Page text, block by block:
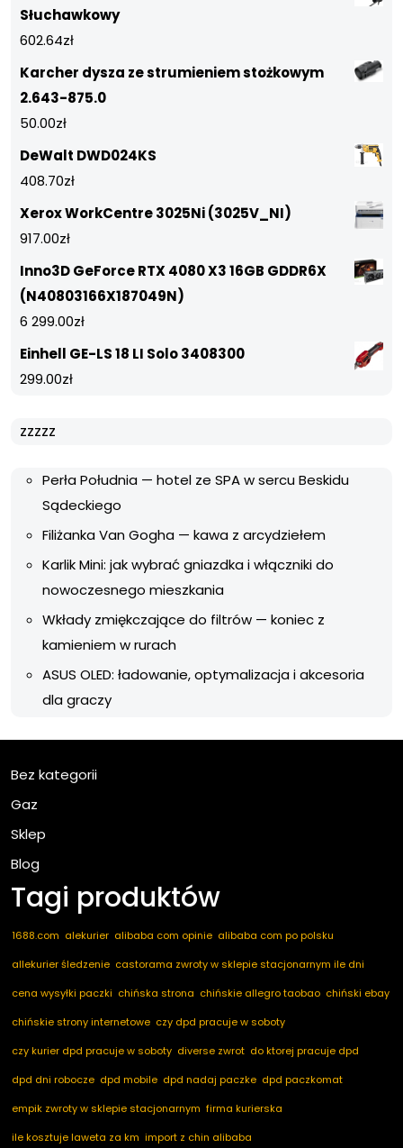
Słuchawkowy
602.64zł
Karcher dysza ze strumieniem stożkowym
2.643-875.0
50.00zł
DeWalt DWD024KS
408.70zł
Xerox WorkCentre 3025Ni (3025V_NI)
917.00zł
Inno3D GeForce RTX 4080 X3 16GB GDDR6X
(N40803166X187049N)
6 299.00zł
Einhell GE-LS 18 LI Solo 3408300
299.00zł
zzzzz
Perła Południa — hotel ze SPA w sercu Beskidu
Sądeckiego
Filiżanka Van Gogha — kawa z arcydziełem
Karlik Mini: jak wybrać gniazdka i włączniki do
nowoczesnego mieszkania
Wkłady zmiękczające do filtrów — koniec z
kamieniem w rurach
ASUS OLED: ładowanie, optymalizacja i akcesoria
dla graczy
Bez kategorii
Gaz
Sklep
Blog
Tagi produktów
1688.com alekurier alibaba com opinie alibaba com po polsku
allekurier śledzenie castorama zwroty w sklepie stacjonarnym ile dni
cena wysyłki paczki chińska strona chińskie allegro taobao chiński ebay
chińskie strony internetowe czy dpd pracuje w soboty
czy kurier dpd pracuje w soboty diverse zwrot do ktorej pracuje dpd
dpd dni robocze dpd mobile dpd nadaj paczke dpd paczkomat
empik zwroty w sklepie stacjonarnym firma kurierska
ile kosztuje laweta za km import z chin alibaba